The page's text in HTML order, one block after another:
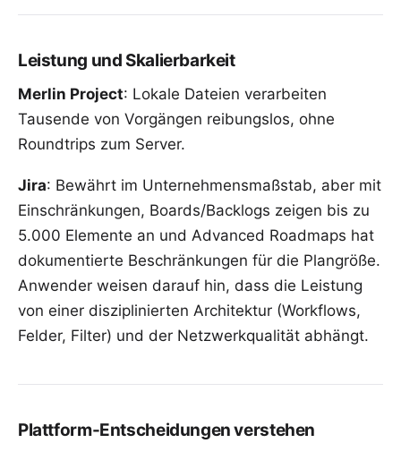
Leistung und Skalierbarkeit
Merlin Project: Lokale Dateien verarbeiten
Tausende von Vorgängen reibungslos, ohne
Roundtrips zum Server.
Jira: Bewährt im Unternehmensmaßstab, aber mit
Einschränkungen, Boards/Backlogs zeigen bis zu
5.000 Elemente an und Advanced Roadmaps hat
dokumentierte Beschränkungen für die Plangröße.
Anwender weisen darauf hin, dass die Leistung
von einer disziplinierten Architektur (Workflows,
Felder, Filter) und der Netzwerkqualität abhängt.
Plattform-Entscheidungen verstehen